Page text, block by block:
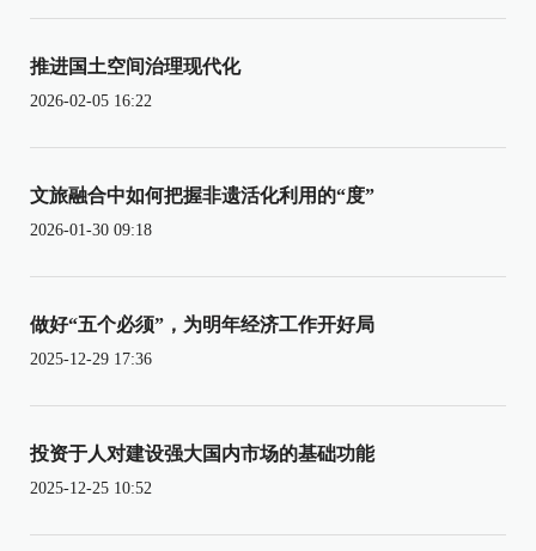
推进国土空间治理现代化
2026-02-05 16:22
文旅融合中如何把握非遗活化利用的“度”
2026-01-30 09:18
做好“五个必须”，为明年经济工作开好局
2025-12-29 17:36
投资于人对建设强大国内市场的基础功能
2025-12-25 10:52